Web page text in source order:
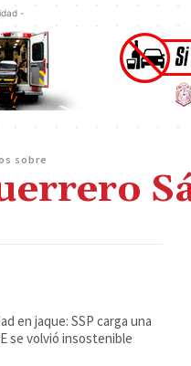
-
sobre
en jaque: SSP carga una
se volvió insostenible